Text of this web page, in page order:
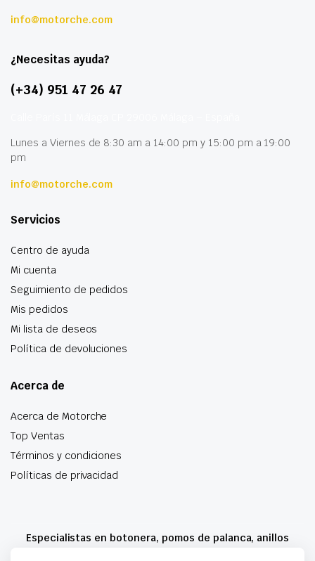
info@motorche.com
¿Necesitas ayuda?
(+34) 951 47 26 47
Lunes a Viernes de 8:30 am a 14:00 pm y 15:00 pm a 19:00
pm
info@motorche.com
Servicios
Centro de ayuda
Mi cuenta
Seguimiento de pedidos
Mis pedidos
Mi lista de deseos
Política de devoluciones
Acerca de
Acerca de Motorche
Top Ventas
Términos y condiciones
Políticas de privacidad
Especialistas en botonera, pomos de palanca, anillos